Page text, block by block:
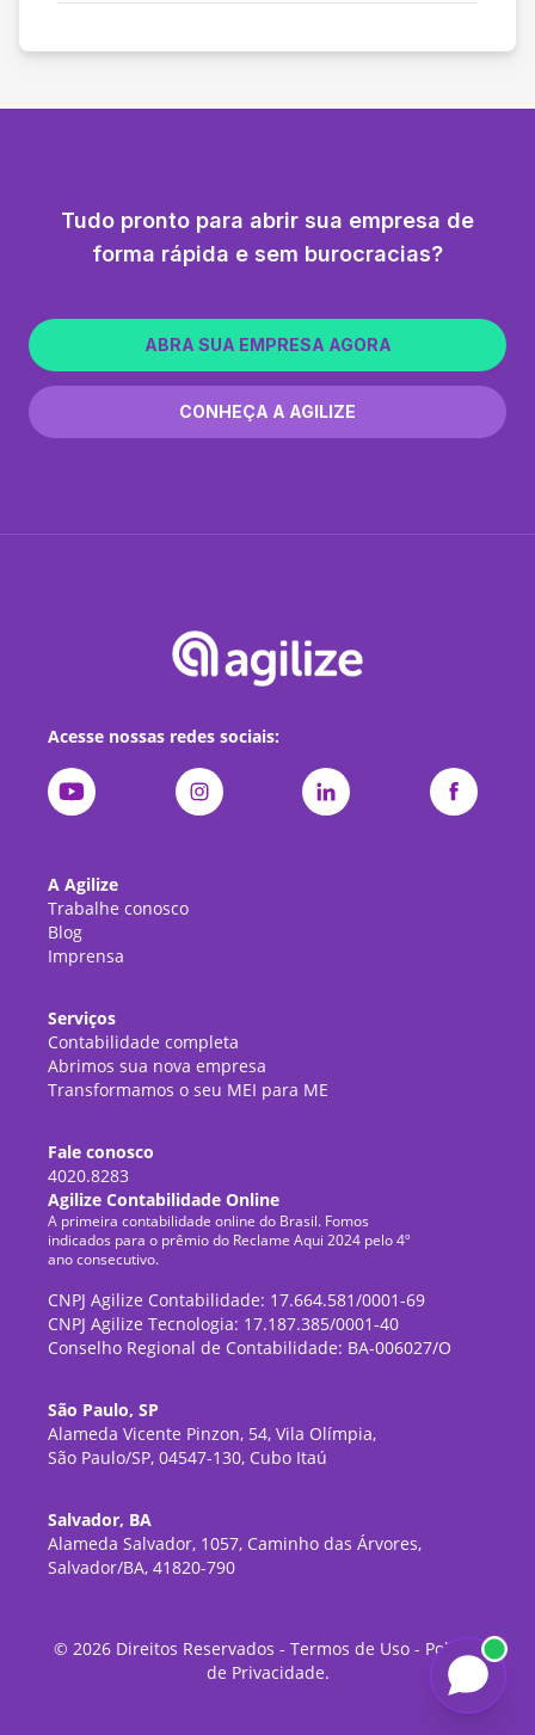
Tudo pronto para abrir sua empresa de
forma rápida e sem burocracias?
ABRA SUA EMPRESA AGORA
CONHEÇA A AGILIZE
Acesse nossas redes sociais:
A Agilize
Trabalhe conosco
Blog
Imprensa
Serviços
Contabilidade completa
Abrimos sua nova empresa
Transformamos o seu MEI para ME
Fale conosco
4020.8283
Agilize Contabilidade Online
A primeira contabilidade online do Brasil. Fomos
indicados para o prêmio do Reclame Aqui 2024 pelo 4º
ano consecutivo.
CNPJ Agilize Contabilidade: 17.664.581/0001-69
CNPJ Agilize Tecnologia: 17.187.385/0001-40
Conselho Regional de Contabilidade: BA-006027/O
São Paulo, SP
Alameda Vicente Pinzon, 54, Vila Olímpia,
São Paulo/SP, 04547-130, Cubo Itaú
Salvador, BA
Alameda Salvador, 1057, Caminho das Árvores,
Salvador/BA, 41820-790
© 2026Direitos Reservados - Termos de Uso- Política
de Privacidade.